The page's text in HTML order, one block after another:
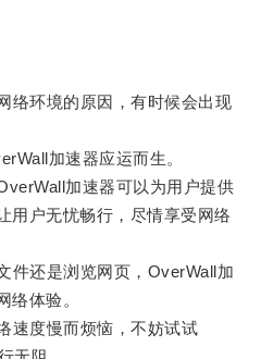
环境的原因，有时候会出现
加速器应运而生。
加速器可以为用户提供
用户无忧畅行，尽情享受网络
还是浏览网页，OverWall加
络体验。
度慢而烦恼，不妨试试